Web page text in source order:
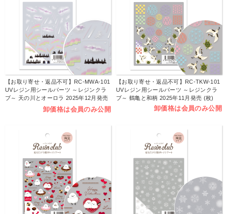
【お取り寄せ・返品不可】RC-MWA-101
UVレジン用シールパーツ ～レジンクラ
ブ～ 天の川とオーロラ 2025年12月発売
卸価格は会員のみ公開
【お取り寄せ・返品不可】RC-TKW-101
UVレジン用シールパーツ ～レジンクラ
ブ～ 鶴亀と和柄 2025年11月発売 (枚)
卸価格は会員のみ公開